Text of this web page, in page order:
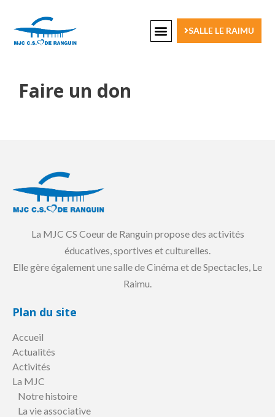
SALLE LE RAIMU
Faire un don
La MJC CS Coeur de Ranguin propose des activités
éducatives, sportives et culturelles.
Elle gère également une salle de Cinéma et de Spectacles, Le
Raimu.
Plan du site
Accueil
Actualités
Activités
La MJC
Notre histoire
La vie associative